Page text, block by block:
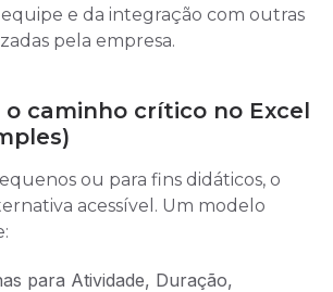
e da integração com outras
pela empresa.
o caminho crítico no Excel
ou para fins didáticos, o
acessível. Um modelo
para Atividade, Duração,